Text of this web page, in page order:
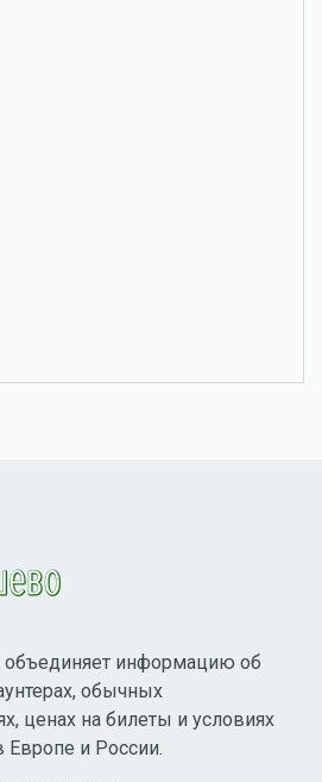
информацию об
обычных
ценах на билеты и условиях
и России.